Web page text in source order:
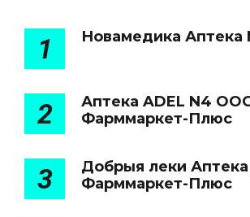
1 Новамедика Аптека
2
Аптека ADEL N4
Фарммаркет-Плюс
3
Добрыя леки
Фарммаркет-Плюс